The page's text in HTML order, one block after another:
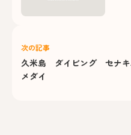
次の記事
久米島 ダイビング セナキ
メダイ